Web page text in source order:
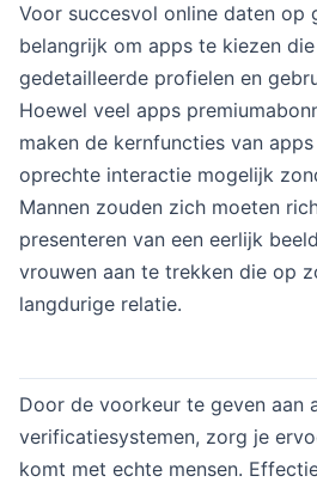
Voor succesvol online daten op
belangrijk om apps te kiezen
gedetailleerde profielen en
Hoewel veel apps
maken de kernfuncties van
oprechte interactie mogelijk
Mannen zouden zich moeten
presenteren van een eerlijk
vrouwen aan te trekken die op
langdurige relatie.
Door de voorkeur te geven aan
verificatiesystemen, zorg je
komt met echte mensen.